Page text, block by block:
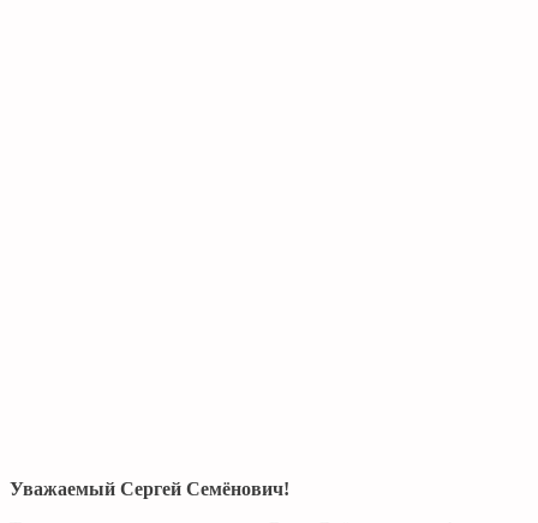
Уважаемый Сергей Семёнович!